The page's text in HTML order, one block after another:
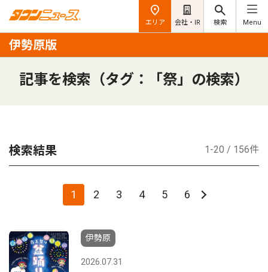
エリア 会社・IR 検索 Menu
伊勢原版
記事を検索（タグ：「祭」の検索）
検索結果 1-20 / 156件
1 2 3 4 5 6
伊勢原
2026.07.31